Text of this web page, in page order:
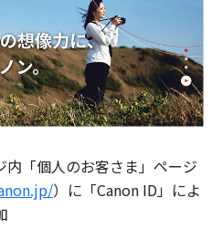
内「個人のお客さま」ページ
）に「Canon ID」によ